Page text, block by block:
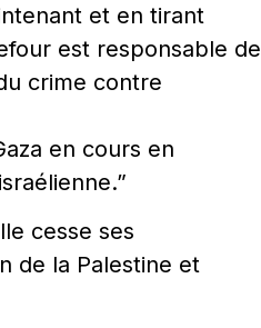
et en tirant
est responsable de
crime contre
en cours en
cesse ses
de la Palestine et